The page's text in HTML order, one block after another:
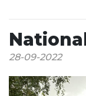
28-09-2022